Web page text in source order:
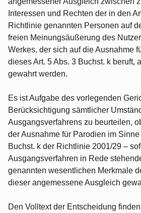
Interessen und Rechten der in den
Richtlinie genannten Personen auf
freien Meinungsäußerung des
Werkes, der sich auf die Ausnahme
dieses Art. 5 Abs. 3 Buchst. k beruft,
gewahrt werden.
Es ist Aufgabe des vorlegenden
Berücksichtigung sämtlicher
Ausgangsverfahrens zu beurteilen,
der Ausnahme für Parodien im Sinne
Buchst. k der Richtlinie 2001/29 –
Ausgangsverfahren in Rede
genannten wesentlichen Merkmale
dieser angemessene Ausgleich
Den Volltext der Entscheidung